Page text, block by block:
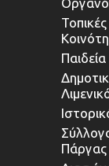
Τοπικές
Παιδεία
Πάργας